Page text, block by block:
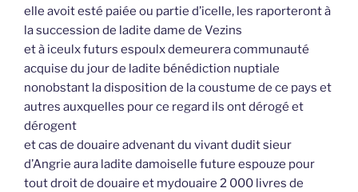
elle avoit esté paiée ou partie d’icelle, les raporteront à
la succession de ladite dame de Vezins
et à iceulx futurs espoulx demeurera communauté
acquise du jour de ladite bénédiction nuptiale
nonobstant la disposition de la coustume de ce pays et
autres auxquelles pour ce regard ils ont dérogé et
dérogent
et cas de douaire advenant du vivant dudit sieur
d’Angrie aura ladite damoiselle future espouze pour
tout droit de douaire et mydouaire 2 000 livres de